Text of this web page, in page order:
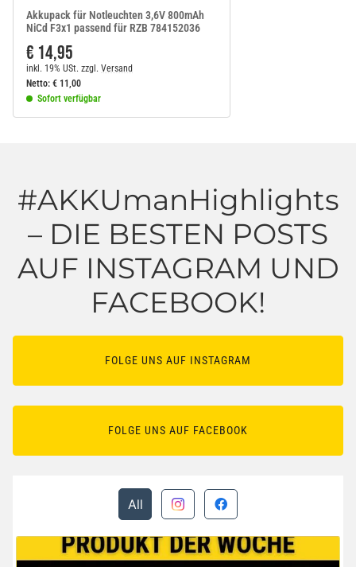
Akkupack für Notleuchten 3,6V 800mAh
NiCd F3x1 passend für RZB 784152036
€ 14,95
inkl. 19% USt. zzgl. Versand
Netto: € 11,00
Sofort verfügbar
#AKKUmanHighlights
– DIE BESTEN POSTS
AUF INSTAGRAM UND
FACEBOOK!
FOLGE UNS AUF INSTAGRAM
FOLGE UNS AUF FACEBOOK